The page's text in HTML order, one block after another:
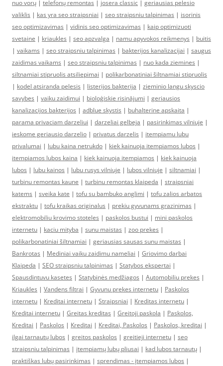
nuo vorų | telefonų remontas | josera classic | geriausias pelesio
valiklis | kas yra seo straipsniai | seo straipsniu talpinimas | isorinis
seo optimizavimas | vidinis seo optimizavimas | kaip optimizuoti
svetaine | kriaukles | seo apzvalga | namu apyvokos reikmenys | buitis
| vaikams | seo straipsniu talpinimas | bakterijos kanalizacijai | saugus
zaidimas vaikams | seo straipsniu talpinimas | nuo kada ziemines |
siltnamiai stipruolis atsiliepimai | polikarbonatiniai šiltnamiai stipruolis
| kodel atsiranda pelesis | listerijos bakterija | zieminio langu skyscio
savybes | vaiku zaidimui | bioloģiskie risinājumi | geriausios
kanalizacijos bakterijos | adblue skystis | buhalterine apskaita |
parama privaciam darzeliui | darzeliai gelbeja | pasirinkimas vilniuje |
ieskome geriausio darzelio | privatus darzelis | itempiamu lubu
privalumai | lubu kaina netrukdo | kiek kainuoja itempiamos lubos |
itempiamos lubos kaina | kiek kainuoja itempiamos | kiek kainuoja
lubos | lubu kainos | lubu rusys vilniuje | lubos vilniuje | siltnamiai |
turbinu remontas kaune | turbinu remontas klaipeda | straipsniai
katems | sveika kate | tofu su bambuko anglimi | tofu zalios arbatos
ekstraktu | tofu kraikas originalus | prekiu gyvunams grazinimas |
elektromobiliu krovimo stoteles | paskolos bustui | mini paskolos
internetu | kaciu mityba | sunu maistas | zoo prekes |
polikarbonatiniai šiltnamiai | geriausias sausas sunu maistas |
Bankrotas | Mediniai vaiku zaidimu nameliai | Griovimo darbai
Klaipeda | SEO straipsniu talpinimas | Statybos ekspertai |
Spausdintuvu kasetes | Statybinės medžiagos | Automobiliu prekes |
Kriaukles | Vandens filtrai | Gyvunu prekes internetu | Paskolos
internetu | Kreditai internetu | Straipsniai | Kreditas internetu |
Kreditai internetu | Greitas kreditas | Greitoji paskola | Paskolos,
Kreditai | Paskolos | Kreditai | Kreditai, Paskolos | Paskolos, kreditai |
ilgai tarnautų lubos | greitos paskolos | greitieji internetu | seo
straipsniu talpinimas | įtempiamų lubų pliusai | kad lubos tarnautų |
praktiškas lubų pasirinkimas | sprendimas - įtempiamos lubos |